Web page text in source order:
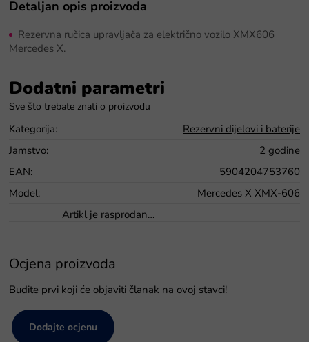
Detaljan opis proizvoda
Rezervna ručica upravljača za električno vozilo XMX606
Mercedes X.
Dodatni parametri
Kategorija:
Rezervni dijelovi i baterije
Jamstvo:
2 godine
EAN:
5904204753760
Model:
Mercedes X XMX-606
Artikl je rasprodan…
Ocjena proizvoda
Budite prvi koji će objaviti članak na ovoj stavci!
Dodajte ocjenu